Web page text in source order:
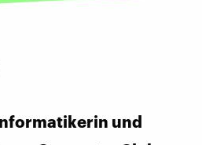
und